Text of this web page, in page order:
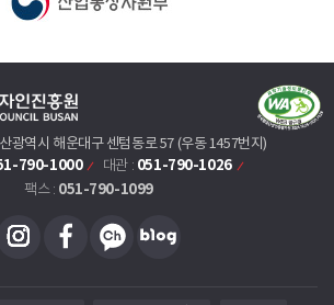
광역시 해운대구 센텀동로 57 (우동 1457번지)
790-1000 대관 : 051-790-1026
팩스 : 051-790-1099